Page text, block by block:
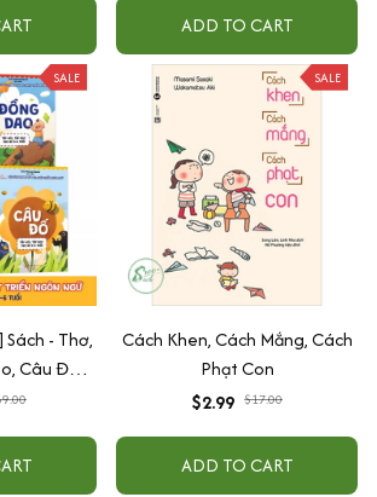
ADD TO CART
SALE
- Thơ,
Câu Đố,
Bé 0-6
SALE
Cách Khen, Cách Mắng, Cách
Phạt Con
$2.99 $17.00
ADD TO CART